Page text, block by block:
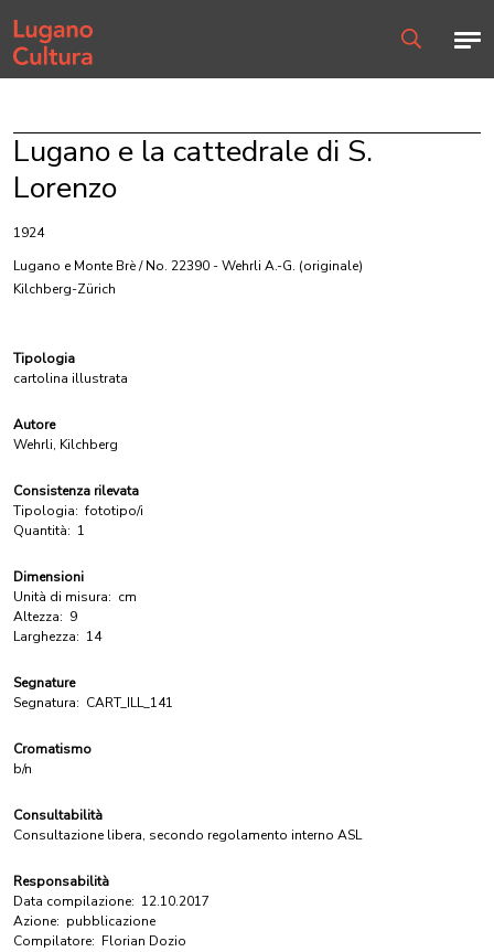
Home page
Lugano e la cattedrale di S.
Lorenzo
1924
Lugano e Monte Brè / No. 22390 - Wehrli A.-G. (originale)
Kilchberg-Zürich
Tipologia
cartolina illustrata
Autore
Wehrli, Kilchberg
Consistenza rilevata
Tipologia: fototipo/i
Quantità: 1
Dimensioni
Unità di misura: cm
Altezza: 9
Larghezza: 14
Segnature
Segnatura: CART_ILL_141
Cromatismo
b/n
Consultabilità
Consultazione libera, secondo regolamento interno ASL
Responsabilità
Data compilazione: 12.10.2017
Azione: pubblicazione
Compilatore: Florian Dozio